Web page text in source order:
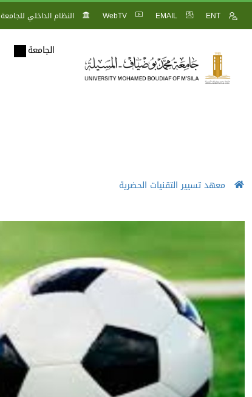
ENT
EMAIL
WebTV النظام الداخلي للجامعة
الجامعة
معهد تسيير التقنيات الحضرية